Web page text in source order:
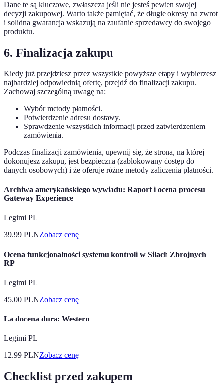
Dane te są kluczowe, zwłaszcza jeśli nie jesteś pewien swojej
decyzji zakupowej. Warto także pamiętać, że długie okresy na zwrot
i solidna gwarancja wskazują na zaufanie sprzedawcy do swojego
produktu.
6. Finalizacja zakupu
Kiedy już przejdziesz przez wszystkie powyższe etapy i wybierzesz
najbardziej odpowiednią ofertę, przejdź do finalizacji zakupu.
Zachowaj szczególną uwagę na:
Wybór metody płatności.
Potwierdzenie adresu dostawy.
Sprawdzenie wszystkich informacji przed zatwierdzeniem
zamówienia.
Podczas finalizacji zamówienia, upewnij się, że strona, na której
dokonujesz zakupu, jest bezpieczna (zablokowany dostęp do
danych osobowych) i że oferuje różne metody zaliczenia płatności.
Archiwa amerykańskiego wywiadu: Raport i ocena procesu
Gateway Experience
Legimi PL
39.99 PLNZobacz cenę
Ocena funkcjonalności systemu kontroli w Siłach Zbrojnych
RP
Legimi PL
45.00 PLNZobacz cenę
La docena dura: Western
Legimi PL
12.99 PLNZobacz cenę
Checklist przed zakupem